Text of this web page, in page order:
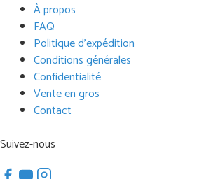
À propos
FAQ
Politique d'expédition
Conditions générales
Confidentialité
Vente en gros
Contact
Suivez-nous